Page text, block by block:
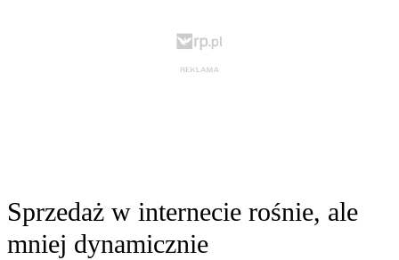
Sprzedaż w internecie rośnie, ale
mniej dynamicznie